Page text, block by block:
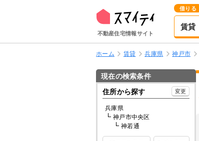
不動産住宅情報サイト
借りる
賃貸
ホーム 賃貸 兵庫県 神戸市
現在の検索条件
住所から探す
変更
兵庫県
神戸市中央区
神若通